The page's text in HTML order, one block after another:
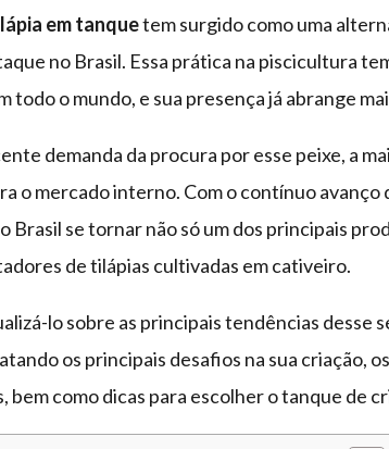
em tanquetem surgido como uma
no Brasil. Essa prática na piscicultura
todo o mundo, e sua presença já abrange
demanda da procura por esse peixe, a
o mercado interno. Com o contínuo avanço
Brasil se tornar não só um dos principais
de tilápias cultivadas em cativeiro.
lo sobre as principais tendências desse
os principais desafios na sua criação,
bem como dicas para escolher o tanque de